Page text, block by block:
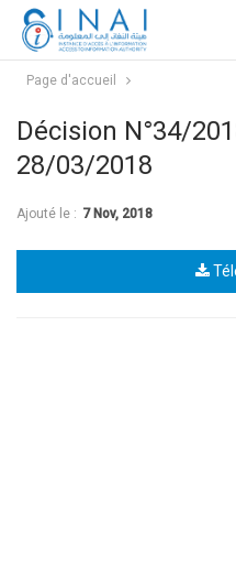
Page d'accueil
Décision N°34/
28/03/2018
Ajouté le : 7 Nov, 2018